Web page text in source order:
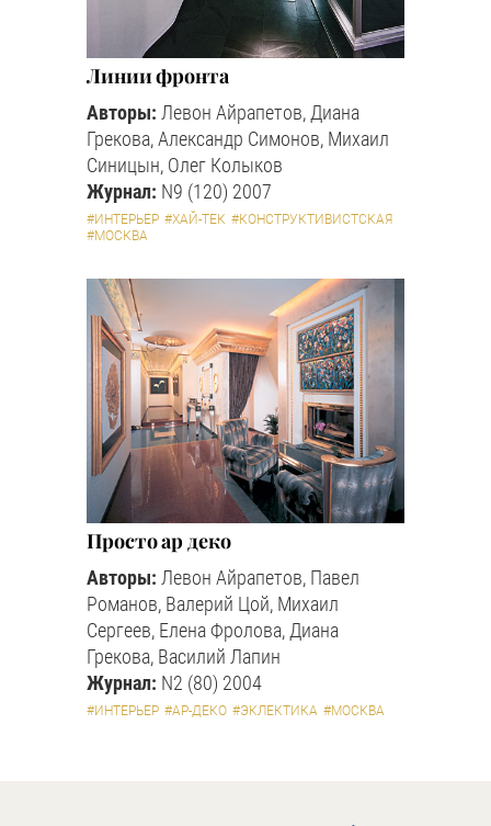
Линии фронта
Авторы: Левон Айрапетов, Диана
Грекова, Александр Симонов, Михаил
Синицын, Олег Колыков
Журнал: N9 (120) 2007
#ИНТЕРЬЕР #ХАЙ-ТЕК #КОНСТРУКТИВИСТСКАЯ
#МОСКВА
Просто ар деко
Авторы: Левон Айрапетов, Павел
Романов, Валерий Цой, Михаил
Сергеев, Елена Фролова, Диана
Грекова, Василий Лапин
Журнал: N2 (80) 2004
#ИНТЕРЬЕР #АР-ДЕКО #ЭКЛЕКТИКА #МОСКВА